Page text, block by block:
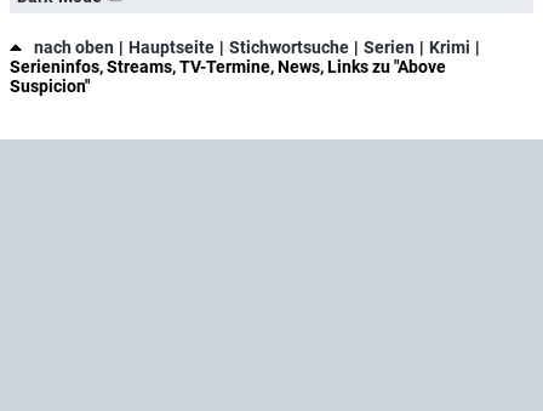
nach oben Hauptseite Stichwortsuche Serien
Krimi
Serieninfos, Streams, TV-Termine, News, Links zu "Above
Suspicion"